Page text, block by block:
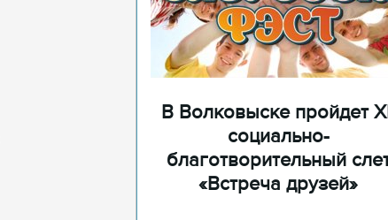
В Волковыске пройдет
социально-
благотворительный
«Встреча друзей»